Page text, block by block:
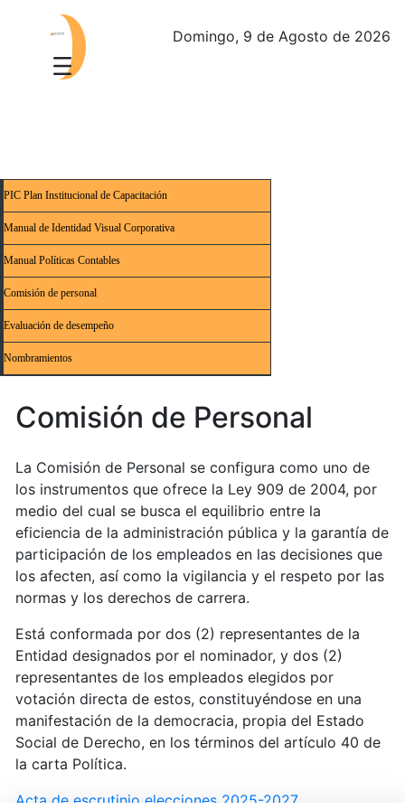
Domingo, 9 de Agosto de 2026
PIC Plan Institucional de Capacitación
Manual de Identidad Visual Corporativa
Manual Políticas Contables
Comisión de personal
Evaluación de desempeño
Nombramientos
Comisión de Personal
La Comisión de Personal se configura como uno de
los instrumentos que ofrece la Ley 909 de 2004, por
medio del cual se busca el equilibrio entre la
eficiencia de la administración pública y la garantía de
participación de los empleados en las decisiones que
los afecten, así como la vigilancia y el respeto por las
normas y los derechos de carrera.
Está conformada por dos (2) representantes de la
Entidad designados por el nominador, y dos (2)
representantes de los empleados elegidos por
votación directa de estos, constituyéndose en una
manifestación de la democracia, propia del Estado
Social de Derecho, en los términos del artículo 40 de
la carta Política.
Acta de escrutinio elecciones 2025-2027